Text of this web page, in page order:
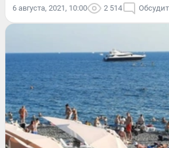
6 августа, 2021, 10:00 2 514